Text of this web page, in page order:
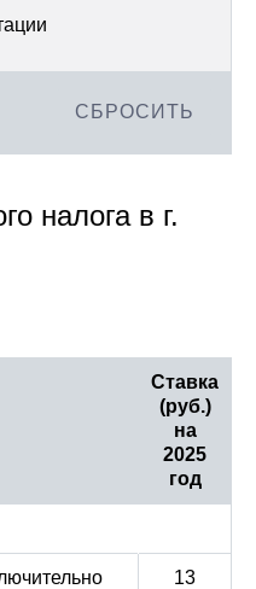
СБРОСИТЬ
налога в г.
Ставка
(руб.)
на
2025
год
13